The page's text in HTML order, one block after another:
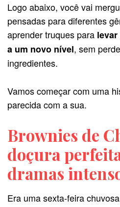
Logo abaixo, você vai
pensadas para diferentes
aprender truques para
a um novo nível, sem
ingredientes.
Vamos começar com uma
parecida com a sua.
Brownies de
doçura
dramas
Era uma sexta-feira